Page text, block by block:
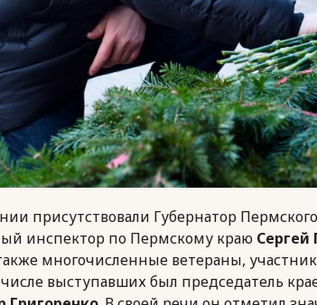
присутствовали Губернатор
инспектор по Пермскому краю Сергей
многочисленные ветераны,
выступавших был председатель